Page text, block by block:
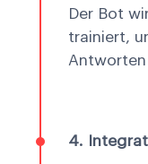
Der Bot
trainiert,
4.